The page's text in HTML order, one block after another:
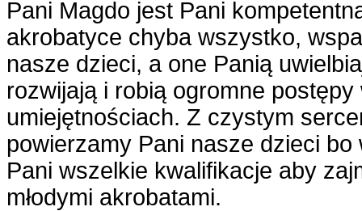
Pani Magdo jest Pani
akrobatyce chyba wszystko,
nasze dzieci, a one Panią
rozwijają i robią ogromne postępy
umiejętnościach. Z czystym
powierzamy Pani nasze dzieci bo
Pani wszelkie kwalifikacje aby
młodymi akrobatami.